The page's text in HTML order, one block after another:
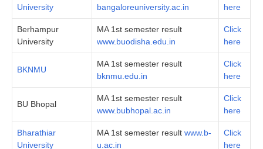
University
bangaloreuniversity.ac.in
here
Berhampur
University
MA 1st semester result
www.buodisha.edu.in
Click
here
BKNMU
MA 1st semester result
bknmu.edu.in
Click
here
BU Bhopal
MA 1st semester result
www.bubhopal.ac.in
Click
here
Bharathiar
University
MA 1st semester result www.b-
u.ac.in
Click
here